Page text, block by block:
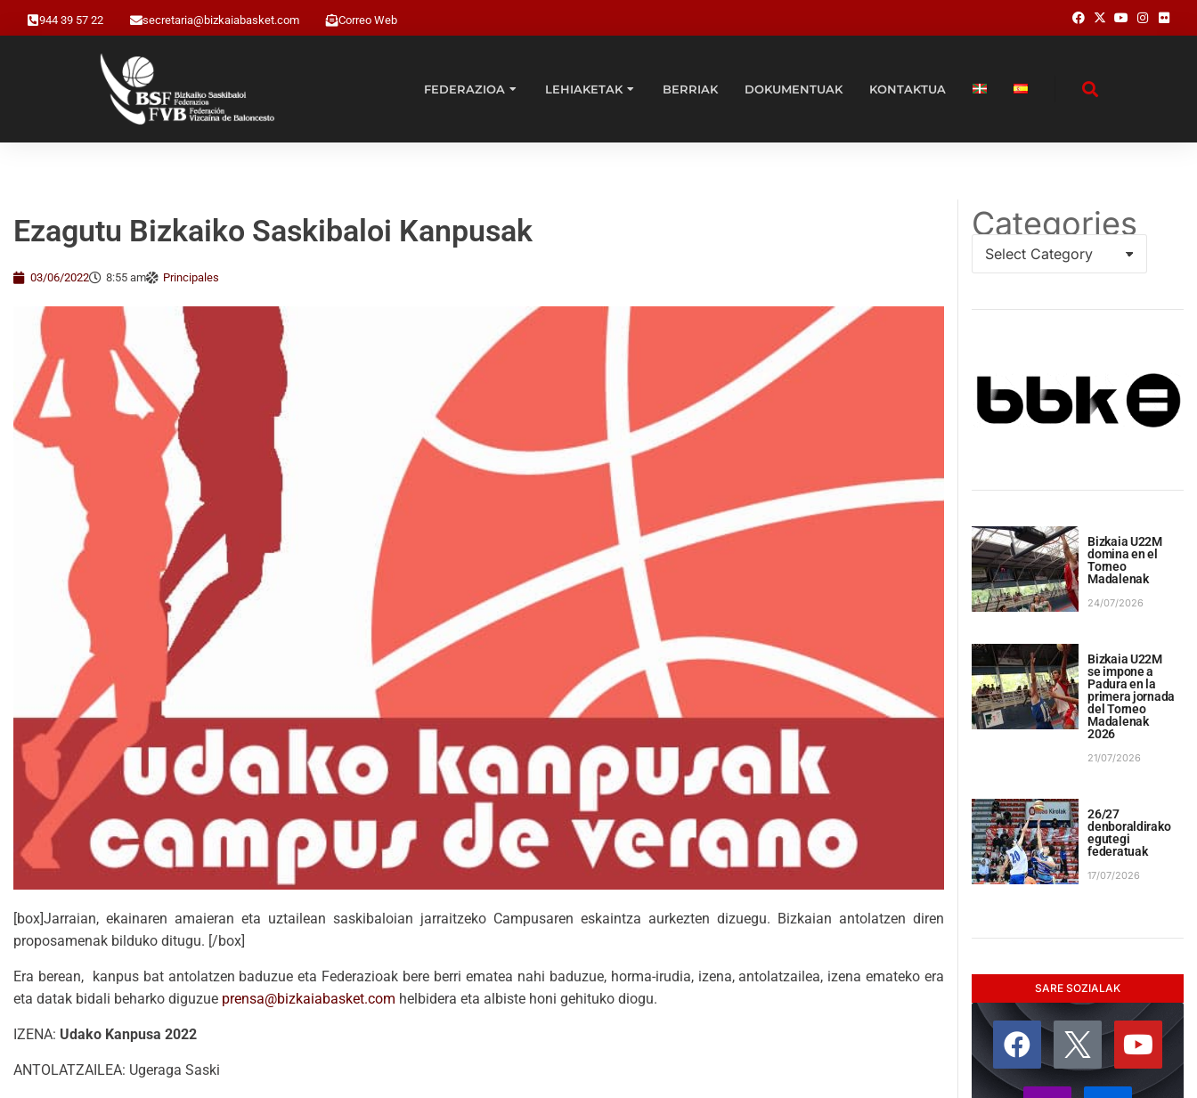
944 39 57 22 secretaria@bizkaiabasket.com Correo Web
FEDERAZIOA LEHIAKETAK BERRIAK DOKUMENTUAK KONTAKTUA
Ezagutu Bizkaiko Saskibaloi Kanpusak
03/06/2022 8:55 am Principales
[box]Jarraian, ekainaren amaieran eta uztailean saskibaloian jarraitzeko Campusaren eskaintza aurkezten dizuegu. Bizkaian antolatzen diren
proposamenak bilduko ditugu. [/box]
Era berean, kanpus bat antolatzen baduzue eta Federazioak bere berri ematea nahi baduzue, horma-irudia, izena, antolatzailea, izena emateko era
eta datak bidali beharko diguzue prensa@bizkaiabasket.com helbidera eta albiste honi gehituko diogu.
IZENA: Udako Kanpusa 2022
ANTOLATZAILEA: Ugeraga Saski
Categories
Bizkaia U22M
domina en el
Torneo
Madalenak
24/07/2026
Bizkaia U22M
se impone a
Padura en la
primera jornada
del Torneo
Madalenak
2026
21/07/2026
26/27
denboraldirako
egutegi
federatuak
17/07/2026
SARE SOZIALAK